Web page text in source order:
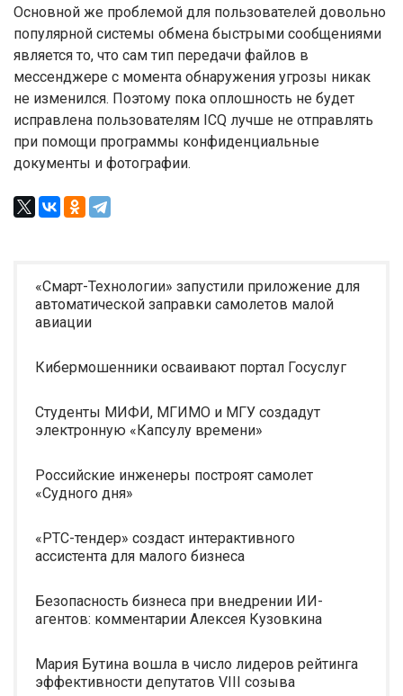
Основной же проблемой для пользователей довольно
популярной системы обмена быстрыми сообщениями
является то, что сам тип передачи файлов в
мессенджере с момента обнаружения угрозы никак
не изменился. Поэтому пока оплошность не будет
исправлена пользователям ICQ лучше не отправлять
при помощи программы конфиденциальные
документы и фотографии.
«Смарт-Технологии» запустили приложение для
автоматической заправки самолетов малой
авиации
Кибермошенники осваивают портал Госуслуг
Студенты МИФИ, МГИМО и МГУ создадут
электронную «Капсулу времени»
Российские инженеры построят самолет
«Судного дня»
«РТС-тендер» создаст интерактивного
ассистента для малого бизнеса
Безопасность бизнеса при внедрении ИИ-
агентов: комментарии Алексея Кузовкина
Мария Бутина вошла в число лидеров рейтинга
эффективности депутатов VIII созыва